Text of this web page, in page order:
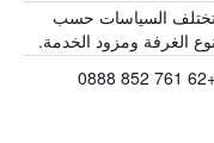
السياسات حسب
نوع الغرفة ومزود الخدمة.
+62